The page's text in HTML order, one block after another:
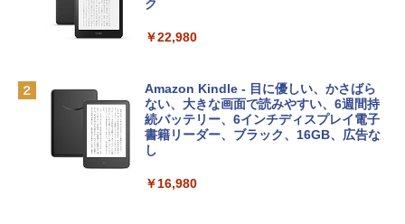
レイ、8GBメモリ、512GB SSD、1080p
ィゴ + 3年延長 AppleCare+ for 13インチ
￥162,598
tomtoc 360°保護 15.6 16インチ パソコ
ンケース Dell NEC Lavie ASUS HP dyna
ラインコード版
￥1,300
Robloxギフトカード - 1000 Robux 【限
定バーチャルアイテムを含む】 【オンラ
インゲームコード】 ロブロックス |オン
ラインコード版
出す プロンプトの言葉 AI画像生成シリー
ズ (はぴーイラストLabo)
￥480
ClaudeCode いちばんやさしい 教科書:
ク
￥22,980
Amazon Kindle - 目に優しい、かさばら
ない、大きな画面で読みやすい、6週間持
続バッテリー、6インチディスプレイ電子
書籍リーダー、ブラック、16GB、広告な
し
￥16,980